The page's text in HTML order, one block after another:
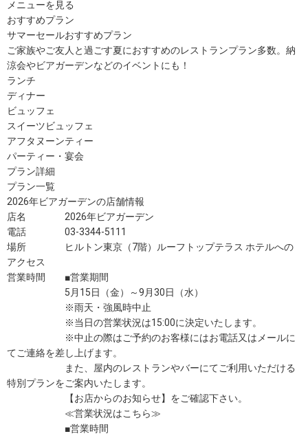
メニューを見る
おすすめプラン
サマーセールおすすめプラン
ご家族やご友人と過ごす夏におすすめのレストランプラン多数。納
涼会やビアガーデンなどのイベントにも！
ランチ
ディナー
ビュッフェ
スイーツビュッフェ
アフタヌーンティー
パーティー・宴会
プラン詳細
プラン一覧
2026年ビアガーデンの店舗情報
店名 2026年ビアガーデン
電話 03-3344-5111
場所 ヒルトン東京（7階）ルーフトップテラス ホテルへの
アクセス
営業時間 ■営業期間
5月15日（金）～9月30日（水）
※雨天・強風時中止
※当日の営業状況は15:00に決定いたします。
※中止の際はご予約のお客様にはお電話又はメールに
てご連絡を差し上げます。
また、屋内のレストランやバーにてご利用いただける
特別プランをご案内いたします。
【お店からのお知らせ】をご確認下さい。
≪営業状況はこちら≫
■営業時間